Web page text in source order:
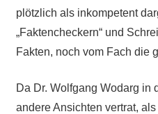
plötzlich alsinkompetent
„Faktencheckern“ und
Fakten, noch vom Fach die
Da Dr. Wolfgang Wodarg in
andere Ansichten vertrat,